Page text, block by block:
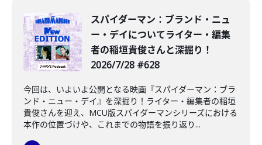
️スパイダーマン：ブランド・ニュ
ー・デイについてライター・編集
者の稲垣貴俊さんと深掘り！
2026/7/28 #628
今回は、いよいよ公開となる映画『スパイダーマン：ブラ
ンド・ニュー・デイ』を深掘り！ライター・編集者の稲垣
貴俊さんを迎え、MCU版スパイダーマンシリーズにおける
本作の位置づけや、これまでの物語を振り返り...